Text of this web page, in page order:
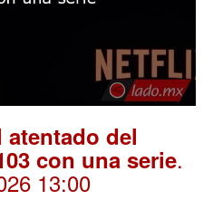
atentado del
con una serie.
13:00